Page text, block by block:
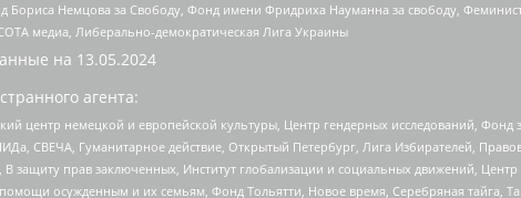
Немцова за Свободу, Фонд имени Фридриха Науманна за свободу,
медиа, Либерально-демократическая Лига Украины
на 13.05.2024
агента:
центр немецкой и европейской культуры, Центр гендерных исследований,
СВЕЧА, Гуманитарное действие, Открытый Петербург, Лига Избирателей,
защиту прав заключенных, Институт глобализации и социальных движений,
осужденным и их семьям, Фонд Тольятти, Новое время, Серебряная тайга,